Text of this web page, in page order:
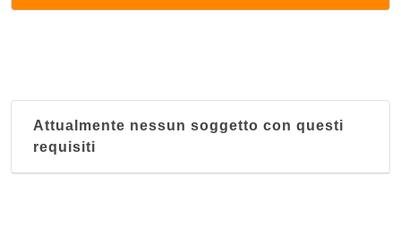
via Valle 17, Fiesole
Alloro
Attualmente nessun soggetto con questi
requisiti